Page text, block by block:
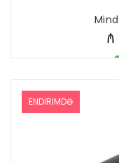
₼
ENDIRIMDƏ